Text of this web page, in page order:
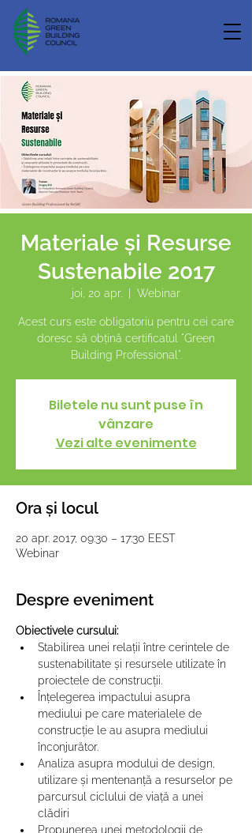
Materiale și Resurse
Sustenabile 2017
joi, 20 apr. Webinar
Acest curs este obligatoriu pentru cei care
doresc să obțină certificatul "Green
Building Professional".
Biletele nu sunt puse în
vânzare
Vezi alte evenimente
Ora și locul
20 apr. 2017, 09:30 – 17:30 EEST
Webinar
Despre eveniment
Obiectivele cursului:
Stabilirea unei relații între cerintele de
sustenabilitate și resursele utilizate în
proiectele de construcții.
Înțelegerea impactului asupra
mediului pe care materialele de
construcție le au asupra mediului
înconjurător.
Analiza asupra modului de design,
utilizare și mentenanță a resurselor pe
parcursul ciclului de viață a unei
clădiri
Propunerea unei metodologii de